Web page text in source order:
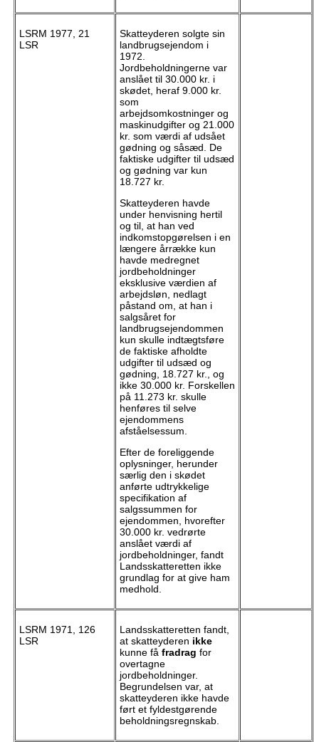
LSRM 1977, 21
LSR
Skatteyderen solgte sin
landbrugsejendom i
1972.
Jordbeholdningerne var
anslået til 30.000 kr. i
skødet, heraf 9.000 kr.
som
arbejdsomkostninger og
maskinudgifter og 21.000
kr. som værdi af udsået
gødning og såsæd. De
faktiske udgifter til udsæd
og gødning var kun
18.727 kr.
Skatteyderen havde
under henvisning hertil
og til, at han ved
indkomstopgørelsen i en
længere årrække kun
havde medregnet
jordbeholdninger
eksklusive værdien af
arbejdsløn, nedlagt
påstand om, at han i
salgsåret for
landbrugsejendommen
kun skulle indtægtsføre
de faktiske afholdte
udgifter til udsæd og
gødning, 18.727 kr., og
ikke 30.000 kr. Forskellen
på 11.273 kr. skulle
henføres til selve
ejendommens
afståelsessum.
Efter de foreliggende
oplysninger, herunder
særlig den i skødet
anførte udtrykkelige
specifikation af
salgssummen for
ejendommen, hvorefter
30.000 kr. vedrørte
anslået værdi af
jordbeholdninger, fandt
Landsskatteretten ikke
grundlag for at give ham
medhold.
LSRM 1971, 126
LSR
Landsskatteretten fandt,
at skatteyderen ikke
kunne få fradrag for
overtagne
jordbeholdninger.
Begrundelsen var, at
skatteyderen ikke havde
ført et fyldestgørende
beholdningsregnskab.